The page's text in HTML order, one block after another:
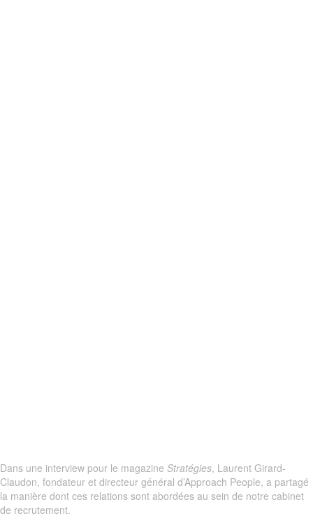
Dans une interview pour le magazine Stratégies, Laurent Girard-
Claudon, fondateur et directeur général d’Approach People, a partagé
la manière dont ces relations sont abordées au sein de notre cabinet
de recrutement.